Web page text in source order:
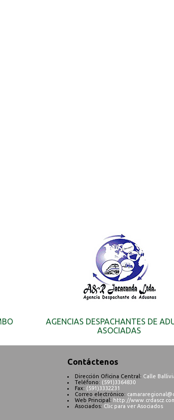
AGENCIAS DESPACHANTES DE
ASOCIADAS
Contáctenos
Dirección Oficina Central: Calle
Teléfono: (591)3364830
Fax: (591)3332231
Correo electrónico:
Web Principal: http://
Asociados: Clic para ver Asociados